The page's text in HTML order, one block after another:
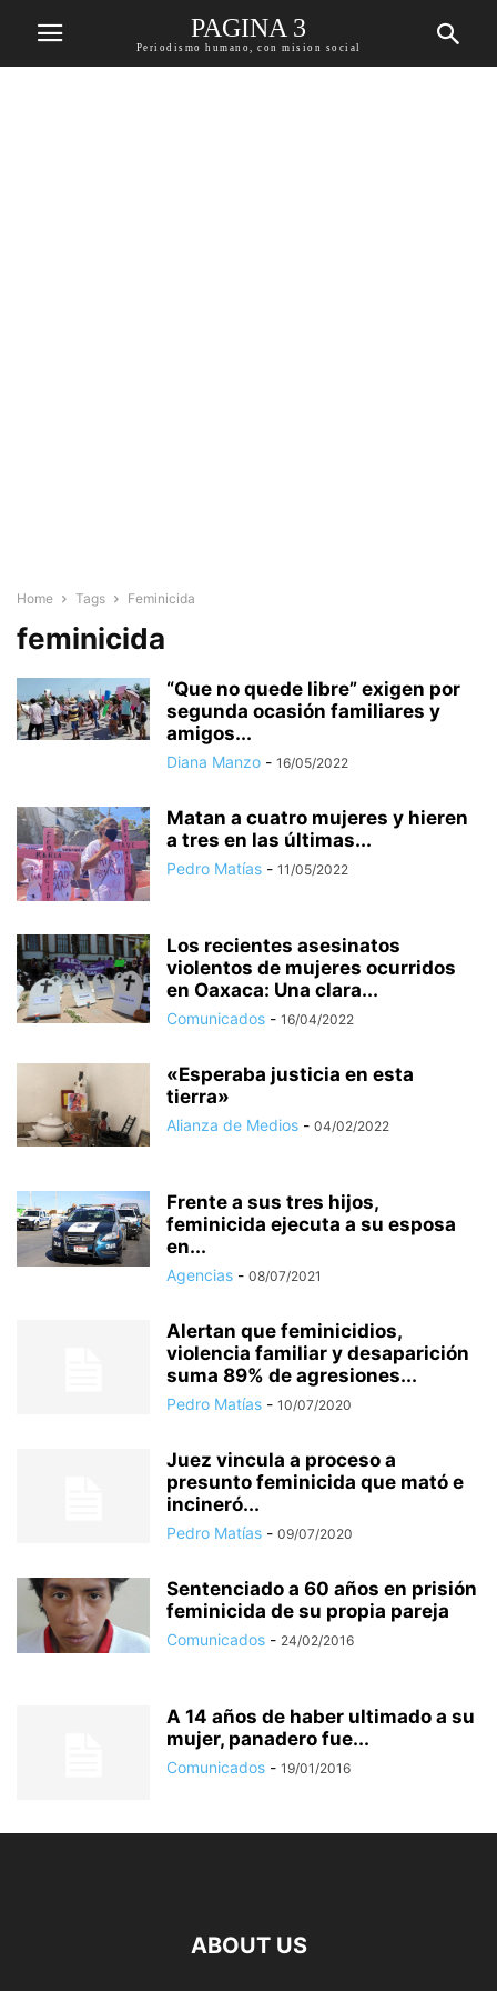
PAGINA 3
Periodismo humano, con mision social
Home Tags Feminicida
feminicida
“Que no quede libre” exigen por
segunda ocasión familiares y
amigos...
Diana Manzo - 16/05/2022
Matan a cuatro mujeres y hieren
a tres en las últimas...
Pedro Matías - 11/05/2022
Los recientes asesinatos
violentos de mujeres ocurridos
en Oaxaca: Una clara...
Comunicados - 16/04/2022
«Esperaba justicia en esta
tierra»
Alianza de Medios - 04/02/2022
Frente a sus tres hijos,
feminicida ejecuta a su esposa
en...
Agencias - 08/07/2021
Alertan que feminicidios,
violencia familiar y desaparición
suma 89% de agresiones...
Pedro Matías - 10/07/2020
Juez vincula a proceso a
presunto feminicida que mató e
incineró...
Pedro Matías - 09/07/2020
Sentenciado a 60 años en prisión
feminicida de su propia pareja
Comunicados - 24/02/2016
A 14 años de haber ultimado a su
mujer, panadero fue...
Comunicados - 19/01/2016
ABOUT US